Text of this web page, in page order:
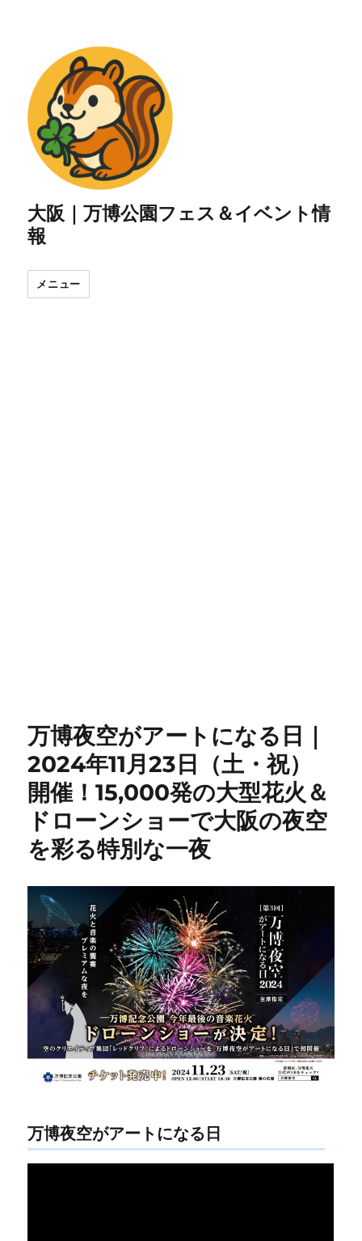
大阪｜万博公園フェス＆イベント情
報
メニュー
万博夜空がアートになる日｜
2024年11月23日（土・祝）
開催！15,000発の大型花火＆
ドローンショーで大阪の夜空
を彩る特別な一夜
万博夜空がアートになる日